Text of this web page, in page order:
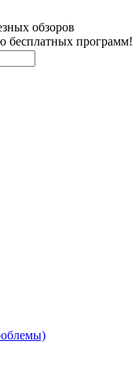
обзоров
бесплатных программ!